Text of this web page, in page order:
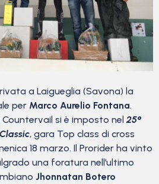
a Laigueglia (Savona) la
per Marco Aurelio Fontana.
Countervail si è imposto nel 25°
, gara Top class di cross
18 marzo. Il Prorider ha vinto
una foratura nell’ultimo
Jhonnatan Botero